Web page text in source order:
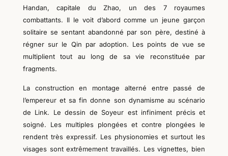
Handan, capitale du Zhao, un des 7 royaumes
combattants. Il le voit d’abord comme un jeune garçon
solitairese sentant abandonné par son père, destiné à
régner sur le Qin par adoption. Les points de vue se
multiplient tout au long de sa vie reconstituée par
fragments.
La construction en montage alterné entre passé de
l’empereur et sa fin donne son dynamisme au scénario
de Link. Le dessin de Soyeur est infiniment précis et
soigné. Les multiples plongées et contre plongées le
rendent très expressif. Les physionomies etsurtout les
visages sont extrêmement travaillés. Les vignettes, bien